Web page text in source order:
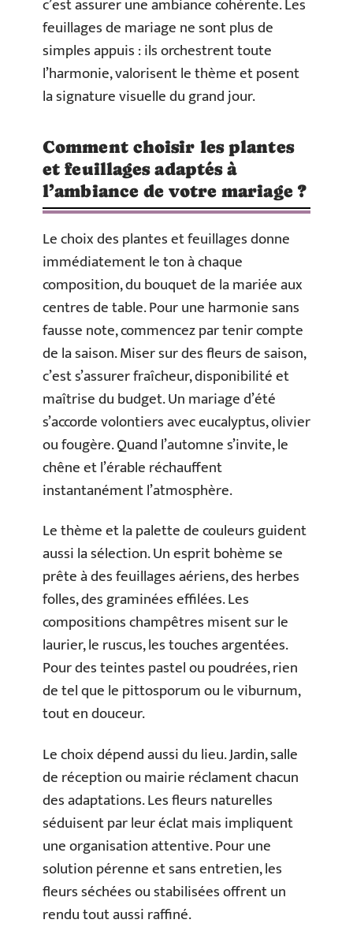
feuillages de mariage ne sont plus de
simples appuis : ils orchestrent toute
l’harmonie, valorisent le thème et posent
la signature visuelle du grand jour.
Comment choisir les plantes
et feuillages adaptés à
l’ambiance de votre mariage ?
Le choix des plantes et feuillages donne
immédiatement le ton à chaque
composition, du bouquet de la mariée aux
centres de table. Pour une harmonie sans
fausse note, commencez par tenir compte
de la saison. Miser sur des fleurs de saison,
c’est s’assurer fraîcheur, disponibilité et
maîtrise du budget. Un mariage d’été
s’accorde volontiers avec eucalyptus, olivier
ou fougère. Quand l’automne s’invite, le
chêne et l’érable réchauffent
instantanément l’atmosphère.
Le thème et la palette de couleurs guident
aussi la sélection. Un esprit bohème se
prête à des feuillages aériens, des herbes
folles, des graminées effilées. Les
compositions champêtres misent sur le
laurier, le ruscus, les touches argentées.
Pour des teintes pastel ou poudrées, rien
de tel que le pittosporum ou le viburnum,
tout en douceur.
Le choix dépend aussi du lieu. Jardin, salle
de réception ou mairie réclament chacun
des adaptations. Les fleurs naturelles
séduisent par leur éclat mais impliquent
une organisation attentive. Pour une
solution pérenne et sans entretien, les
fleurs séchées ou stabilisées offrent un
rendu tout aussi raffiné.